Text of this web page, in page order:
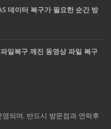
데이터 복구가 필요한 순간 방
일복구 깨진 동영상 파일 복구
되며. 반드시 방문점과 연락후